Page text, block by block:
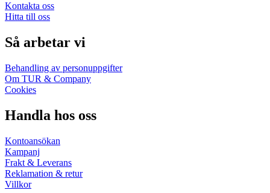
Kontakta oss
Hitta till oss
Så arbetar vi
Behandling av personuppgifter
Om TUR & Company
Cookies
Handla hos oss
Kontoansökan
Kampanj
Frakt & Leverans
Reklamation & retur
Villkor